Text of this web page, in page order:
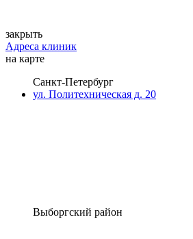
закрыть
Адреса клиник
на карте
Санкт-Петербург
ул. Политехническая д. 20
Выборгский район